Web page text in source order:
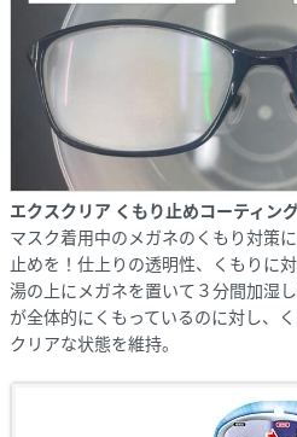
エクスクリア くもり止めコーティン
マスク着用中のメガネのくもり対策
止めを！仕上りの透明性、くもりに
湯の上にメガネを置いて３分間加湿
が全体的にくもっているのに対し、
クリアな状態を維持。